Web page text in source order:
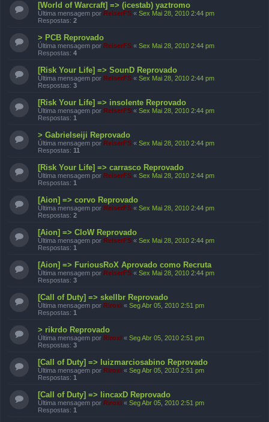
[World of Warcraft] => (icestab) yaztromo
Última mensagem por ReiserFS « Sex Mai 28, 2010 2:44 pm
Respostas: 2
> PCB Reprovado
Última mensagem por ReiserFS « Sex Mai 28, 2010 2:44 pm
Respostas: 4
[Risk Your Life] => SounD Reprovado
Última mensagem por ReiserFS « Sex Mai 28, 2010 2:44 pm
Respostas: 3
[Risk Your Life] => insolente Reprovado
Última mensagem por ReiserFS « Sex Mai 28, 2010 2:44 pm
Respostas: 1
> Gabrielseiji Reprovado
Última mensagem por ReiserFS « Sex Mai 28, 2010 2:44 pm
Respostas: 11
[Risk Your Life] => carrasco Reprovado
Última mensagem por ReiserFS « Sex Mai 28, 2010 2:44 pm
Respostas: 1
[Aion] => corvo Reprovado
Última mensagem por ReiserFS « Sex Mai 28, 2010 2:44 pm
Respostas: 2
[Aion] => CloW Reprovado
Última mensagem por ReiserFS « Sex Mai 28, 2010 2:44 pm
Respostas: 1
[Aion] => FuriousRoX Aprovado como Recruta
Última mensagem por ReiserFS « Sex Mai 28, 2010 2:44 pm
Respostas: 3
[Call of Duty] => skellbr Reprovado
Última mensagem por Riroxi « Seg Abr 05, 2010 2:51 pm
Respostas: 1
> rikrdo Reprovado
Última mensagem por Riroxi « Seg Abr 05, 2010 2:51 pm
Respostas: 3
[Call of Duty] => luizmarciosabino Reprovado
Última mensagem por Riroxi « Seg Abr 05, 2010 2:51 pm
Respostas: 1
[Call of Duty] => lincaxD Reprovado
Última mensagem por Riroxi « Seg Abr 05, 2010 2:51 pm
Respostas: 1